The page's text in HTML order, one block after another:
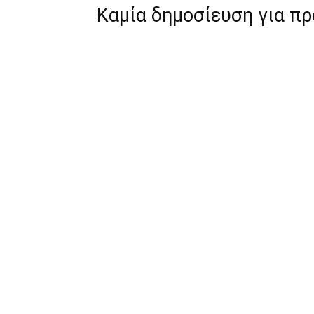
Καμία δημοσίευση για